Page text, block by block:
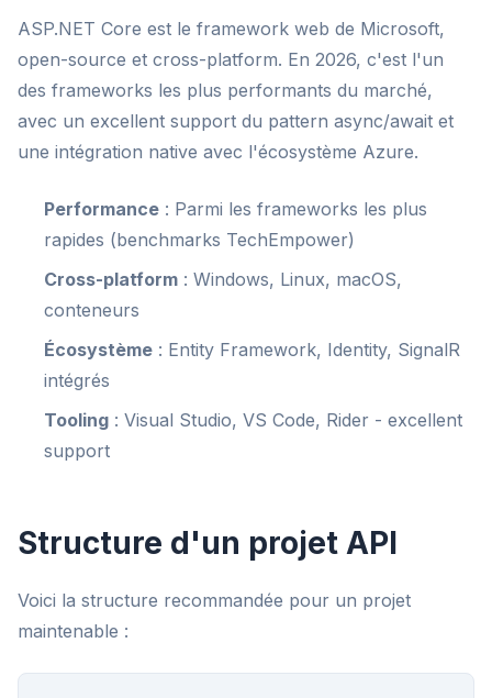
ASP.NET Core est le framework web de Microsoft,
open-source et cross-platform. En 2026, c'est l'un
des frameworks les plus performants du marché,
avec un excellent support du pattern async/await et
une intégration native avec l'écosystème Azure.
Performance : Parmi les frameworks les plus
rapides (benchmarks TechEmpower)
Cross-platform : Windows, Linux, macOS,
conteneurs
Écosystème : Entity Framework, Identity, SignalR
intégrés
Tooling : Visual Studio, VS Code, Rider - excellent
support
Structure d'un projet API
Voici la structure recommandée pour un projet
maintenable :